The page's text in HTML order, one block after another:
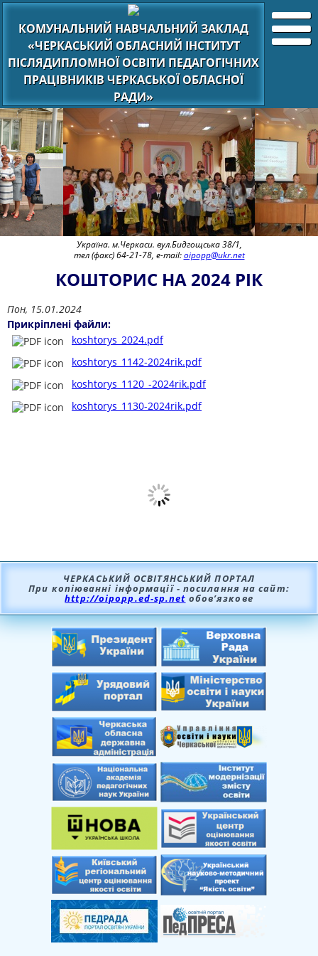
КОМУНАЛЬНИЙ НАВЧАЛЬНИЙ ЗАКЛАД
«ЧЕРКАСЬКИЙ ОБЛАСНИЙ ІНСТИТУТ
ПІСЛЯДИПЛОМНОЇ ОСВІТИ ПЕДАГОГІЧНИХ
ПРАЦІВНИКІВ ЧЕРКАСЬКОЇ ОБЛАСНОЇ
РАДИ»
Україна. м.Черкаси. вул.Бидгощська 38/1,
тел (факс) 64-21-78, e-mail:oipopp@ukr.net
КОШТОРИС НА 2024 РІК
Пон, 15.01.2024
Прикріплені файли:
koshtorys_2024.pdf
koshtorys_1142-2024rik.pdf
koshtorys_1120_-2024rik.pdf
koshtorys_1130-2024rik.pdf
ЧЕРКАСЬКИЙ ОСВІТЯНСЬКИЙ ПОРТАЛ
При копіюванні інформації - посилання на сайт:
http://oipopp.ed-sp.net обов’язкове